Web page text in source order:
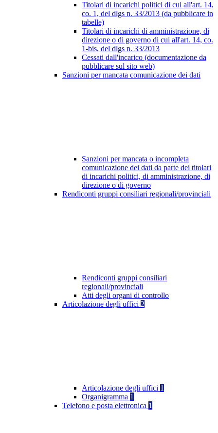
Titolari di incarichi politici di cui all'art. 14,
co. 1, del dlgs n. 33/2013 (da pubblicare in
tabelle)
Titolari di incarichi di amministrazione, di
direzione o di governo di cui all'art. 14, co.
1-bis, del dlgs n. 33/2013
Cessati dall'incarico (documentazione da
pubblicare sul sito web)
Sanzioni per mancata comunicazione dei dati
Sanzioni per mancata o incompleta
comunicazione dei dati da parte dei titolari
di incarichi politici, di amministrazione, di
direzione o di governo
Rendiconti gruppi consiliari regionali/provinciali
Rendiconti gruppi consiliari
regionali/provinciali
Atti degli organi di controllo
Articolazione degli uffici 2
Articolazione degli uffici 1
Organigramma 1
Telefono e posta elettronica 1